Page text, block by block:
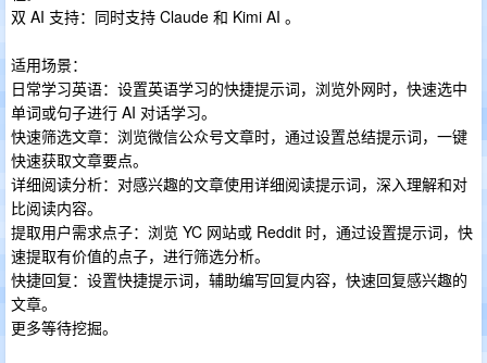
双 AI 支持：同时支持 Claude 和 Kimi AI 。
适用场景：
日常学习英语：设置英语学习的快捷提示词，浏览外网时，快速选中
单词或句子进行 AI 对话学习。
快速筛选文章：浏览微信公众号文章时，通过设置总结提示词，一键
快速获取文章要点。
详细阅读分析：对感兴趣的文章使用详细阅读提示词，深入理解和对
比阅读内容。
提取用户需求点子：浏览 YC 网站或 Reddit 时，通过设置提示词，快
速提取有价值的点子，进行筛选分析。
快捷回复：设置快捷提示词，辅助编写回复内容，快速回复感兴趣的
文章。
更多等待挖掘。